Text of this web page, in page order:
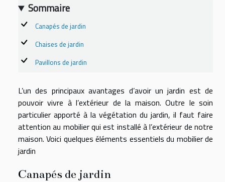
Sommaire
Canapés de jardin
Chaises de jardin
Pavillons de jardin
L’un des principaux avantages d’avoir un jardin est de
pouvoir vivre à l’extérieur de la maison. Outre le soin
particulier apporté à la végétation du jardin, il faut faire
attention au mobilier qui est installé à l’extérieur de notre
maison. Voici quelques éléments essentiels du mobilier de
jardin
Canapés de jardin